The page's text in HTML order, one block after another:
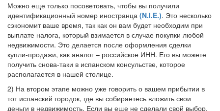
Можно еще только посоветовать, чтобы вы получили
идентификационный номер иностранца (N.I.E.). Это несколько
сэкономит ваше время, так как он вам будет необходим при
выплате налога, который взимается в случае покупки любой
недвижимости. Это делается после оформления сделки
купли-продажи, как аналог – российское ИНН. Его вы можете
получить снова-таки в испанском консульстве, которое
располагается в нашей столице.
2) На втором этапе можно уже говорить о вашем прибытии в
тот испанский городок, где вы собираетесь вложить свои
деньги в недвижимость. Если вы еще не сделали свой выбор,